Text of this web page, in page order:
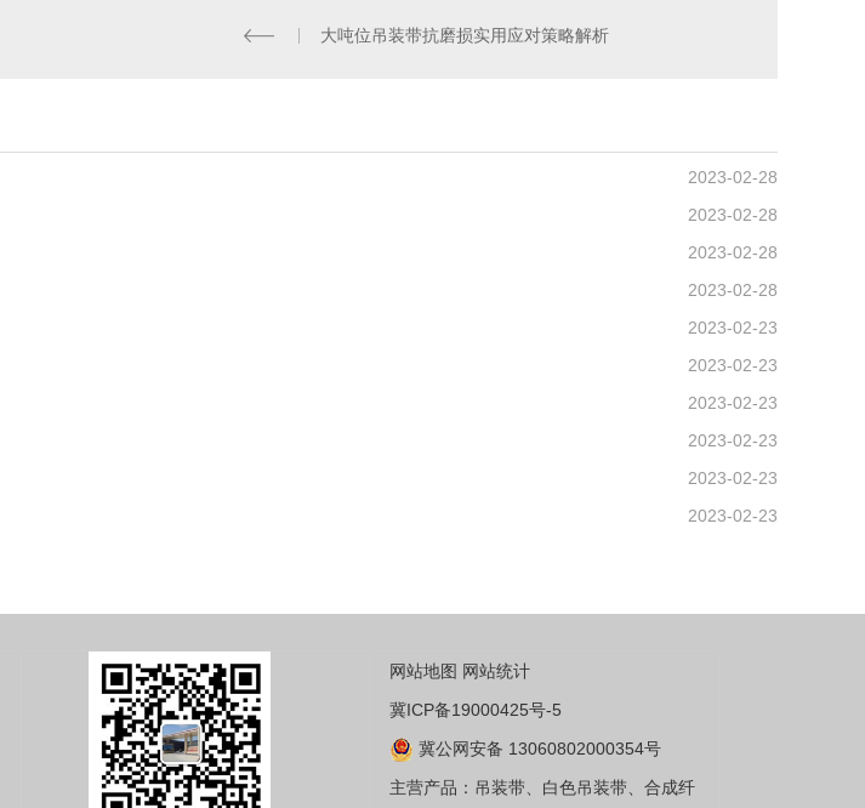
大吨位吊装带抗磨损实用应对策略解析
2023-02-28
2023-02-28
2023-02-28
2023-02-28
2023-02-23
2023-02-23
2023-02-23
2023-02-23
2023-02-23
2023-02-23
网站地图 网站统计
冀ICP备19000425号-5
冀公网安备 13060802000354号
主营产品：吊装带、白色吊装带、合成纤